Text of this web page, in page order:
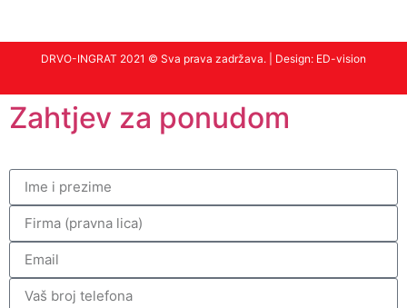
DRVO-INGRAT 2021 © Sva prava zadržava. | Design: ED-vision
Zahtjev za ponudom